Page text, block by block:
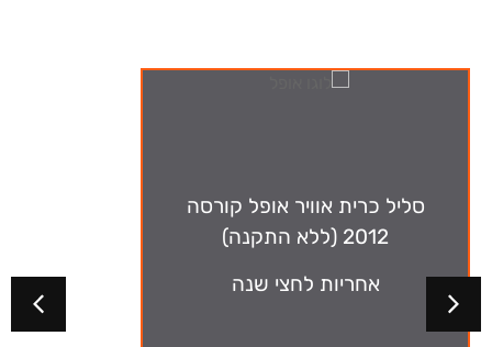
סליל כרית אוויר אופל קורסה
2012 (ללא התקנה)
אחריות לחצי שנה